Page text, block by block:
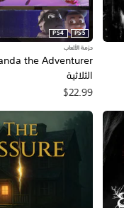
الثلاثية
PS5
PS4
حزمة الألعاب
$22.99